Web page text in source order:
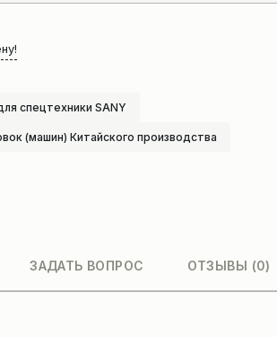
спецтехники SANY
(машин) Китайского производства
ЗАДАТЬ ВОПРОС ОТЗЫВЫ (0)